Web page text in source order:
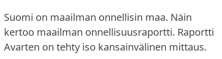
Suomi on maailman onnellisin maa. Näin
kertoo maailman onnellisuusraportti. Raportti
Avarten on tehty iso kansainvälinen mittaus.